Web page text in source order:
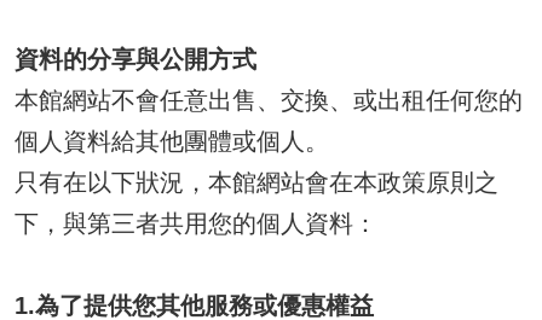
資料的分享與公開方式
本館網站不會任意出售、交換、或出租任何您的
個人資料給其他團體或個人。
只有在以下狀況，本館網站會在本政策原則之
下，與第三者共用您的個人資料：
1.為了提供您其他服務或優惠權益